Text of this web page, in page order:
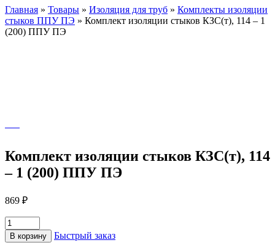
Главная » Товары » Изоляция для труб » Комплекты изоляции
стыков ППУ ПЭ » Комплект изоляции стыков КЗС(т), 114 – 1
(200) ППУ ПЭ
Комплект изоляции стыков КЗС(т), 114
– 1 (200) ППУ ПЭ
869 ₽
В корзину Быстрый заказ